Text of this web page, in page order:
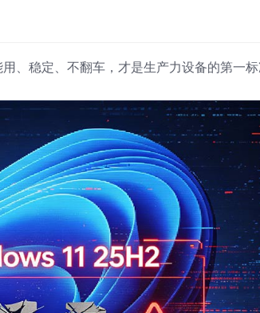
、稳定、不翻车，才是生产力设备的第一